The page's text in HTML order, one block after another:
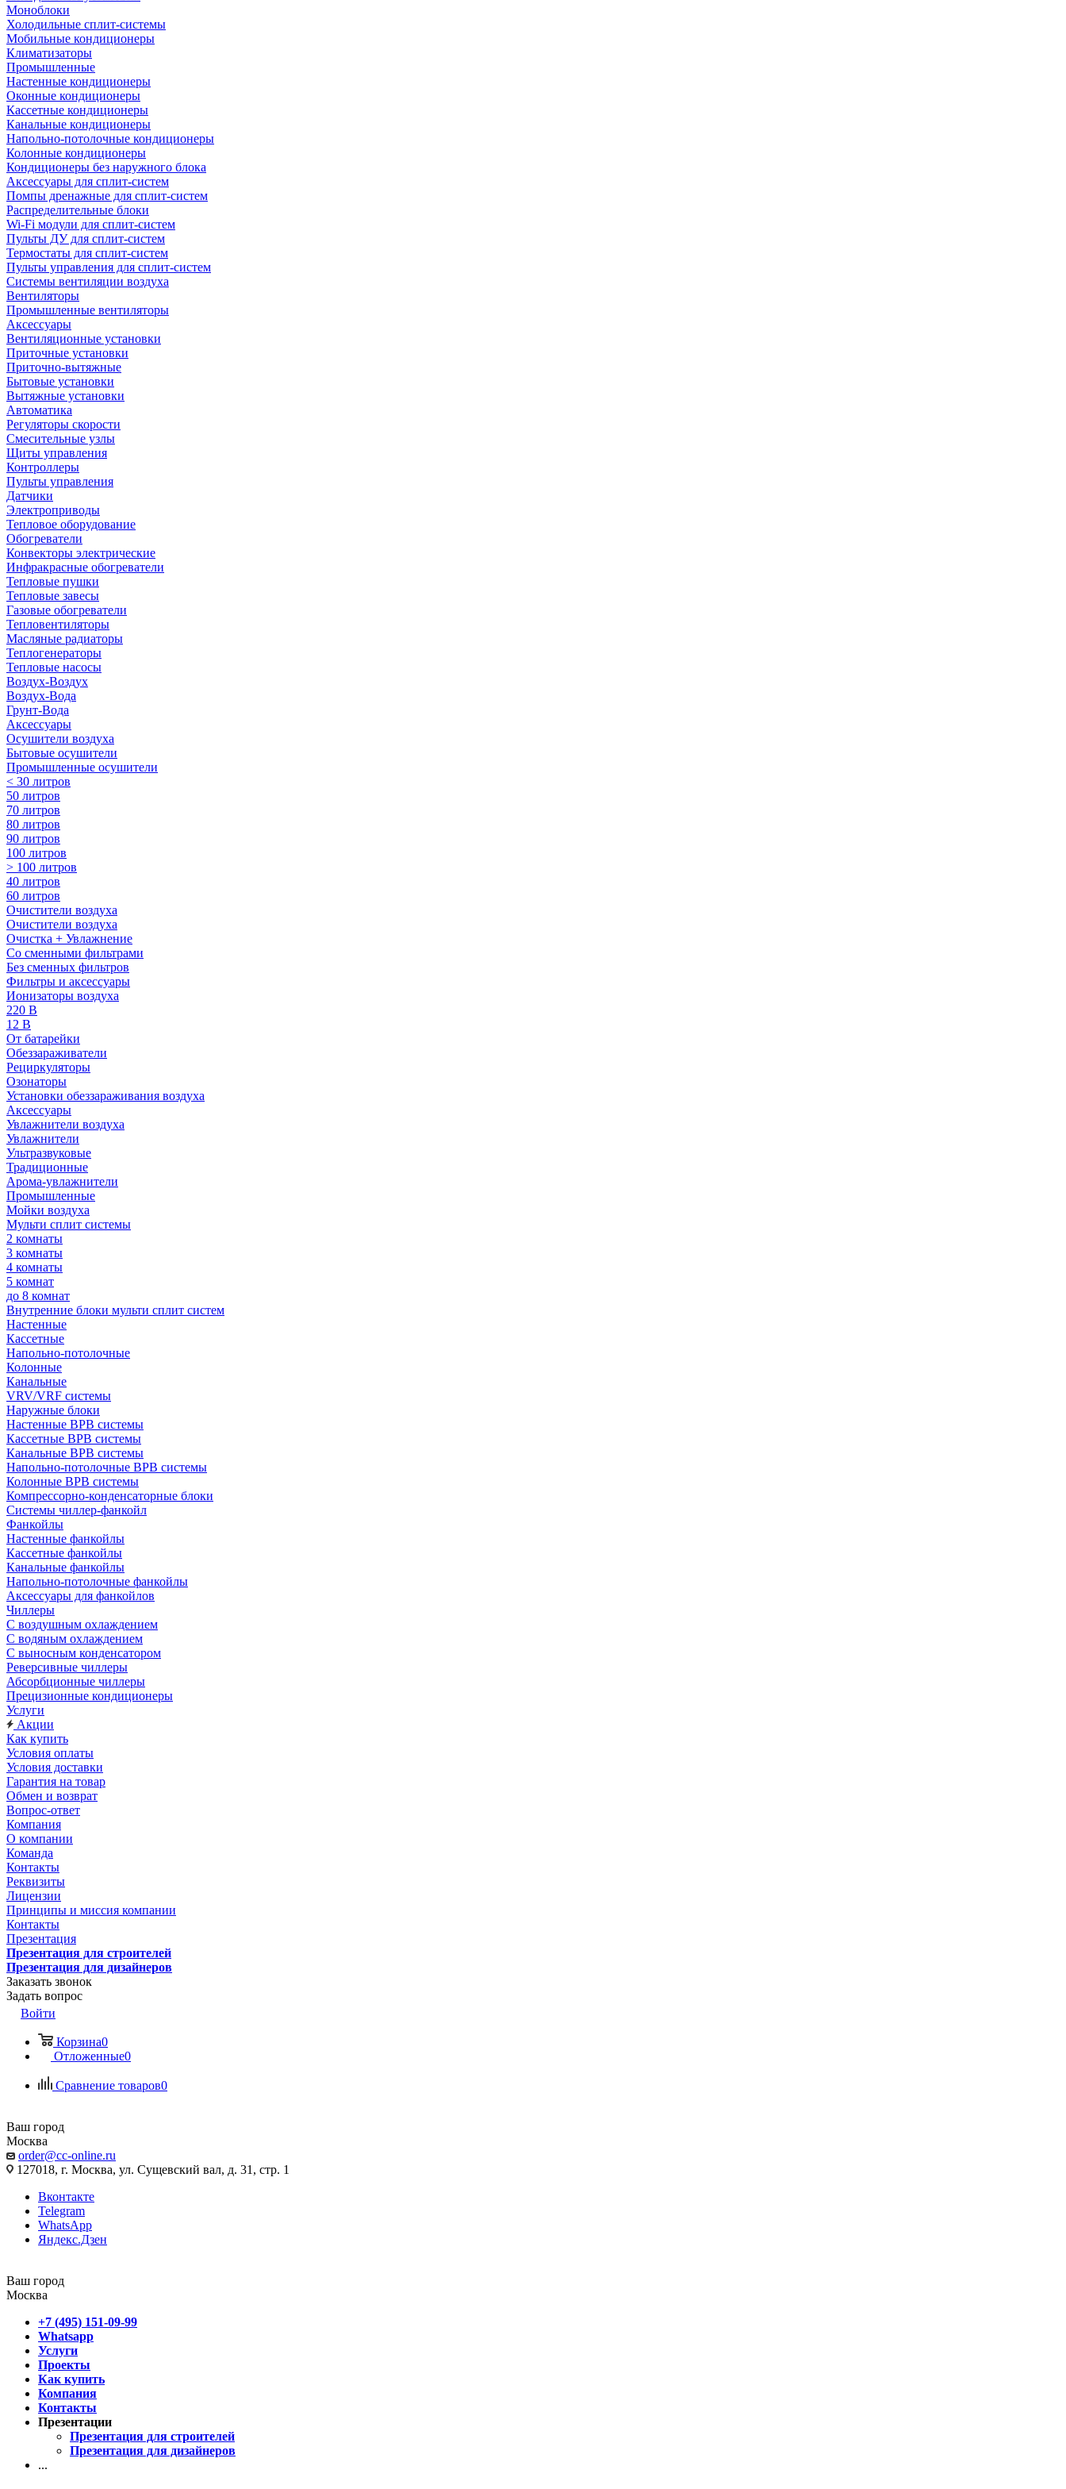
Моноблоки
Холодильные сплит-системы
Мобильные кондиционеры
Климатизаторы
Промышленные
Настенные кондиционеры
Оконные кондиционеры
Кассетные кондиционеры
Канальные кондиционеры
Напольно-потолочные кондиционеры
Колонные кондиционеры
Кондиционеры без наружного блока
Аксессуары для сплит-систем
Помпы дренажные для сплит-систем
Распределительные блоки
Wi-Fi модули для сплит-систем
Пульты ДУ для сплит-систем
Термостаты для сплит-систем
Пульты управления для сплит-систем
Системы вентиляции воздуха
Вентиляторы
Промышленные вентиляторы
Аксессуары
Вентиляционные установки
Приточные установки
Приточно-вытяжные
Бытовые установки
Вытяжные установки
Автоматика
Регуляторы скорости
Смесительные узлы
Щиты управления
Контроллеры
Пульты управления
Датчики
Электроприводы
Тепловое оборудование
Обогреватели
Конвекторы электрические
Инфракрасные обогреватели
Тепловые пушки
Тепловые завесы
Газовые обогреватели
Тепловентиляторы
Масляные радиаторы
Теплогенераторы
Тепловые насосы
Воздух-Воздух
Воздух-Вода
Грунт-Вода
Аксессуары
Осушители воздуха
Бытовые осушители
Промышленные осушители
< 30 литров
50 литров
70 литров
80 литров
90 литров
100 литров
> 100 литров
40 литров
60 литров
Очистители воздуха
Очистители воздуха
Очистка + Увлажнение
Cо сменными фильтрами
Без сменных фильтров
Фильтры и аксессуары
Ионизаторы воздуха
220 В
12 В
От батарейки
Обеззараживатели
Рециркуляторы
Озонаторы
Установки обеззараживания воздуха
Аксессуары
Увлажнители воздуха
Увлажнители
Ультразвуковые
Традиционные
Арома-увлажнители
Промышленные
Мойки воздуха
Мульти сплит системы
2 комнаты
3 комнаты
4 комнаты
5 комнат
до 8 комнат
Внутренние блоки мульти сплит систем
Настенные
Кассетные
Напольно-потолочные
Колонные
Канальные
VRV/VRF системы
Наружные блоки
Настенные ВРВ системы
Кассетные ВРВ системы
Канальные ВРВ системы
Напольно-потолочные ВРВ системы
Колонные ВРВ системы
Компрессорно-конденсаторные блоки
Системы чиллер-фанкойл
Фанкойлы
Настенные фанкойлы
Кассетные фанкойлы
Канальные фанкойлы
Напольно-потолочные фанкойлы
Аксессуары для фанкойлов
Чиллеры
С воздушным охлаждением
С водяным охлаждением
С выносным конденсатором
Реверсивные чиллеры
Абсорбционные чиллеры
Прецизионные кондиционеры
Услуги
Акции
Как купить
Условия оплаты
Условия доставки
Гарантия на товар
Обмен и возврат
Вопрос-ответ
Компания
О компании
Команда
Контакты
Реквизиты
Лицензии
Принципы и миссия компании
Контакты
Презентация
Презентация для строителей
Презентация для дизайнеров
Заказать звонок
Задать вопрос
Войти
Корзина0
Отложенные0
Сравнение товаров0
Ваш город
Москва
order@cc-online.ru
127018, г. Москва, ул. Сущевский вал, д. 31, стр. 1
Вконтакте
Telegram
WhatsApp
Яндекс.Дзен
Ваш город
Москва
+7 (495) 151-09-99
Whatsapp
Услуги
Проекты
Как купить
Компания
Контакты
Презентации
Презентация для строителей
Презентация для дизайнеров
...